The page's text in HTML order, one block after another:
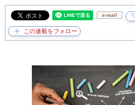
e-mail